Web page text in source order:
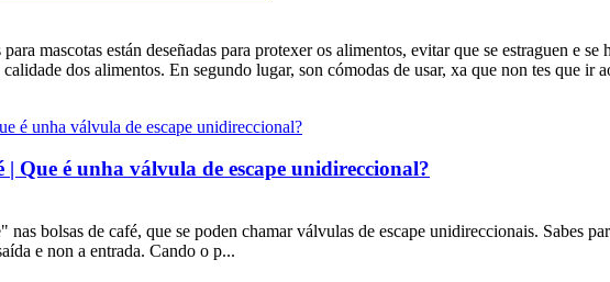
mascotas están deseñadas para protexer os alimentos, evitar que se estraguen e
calidade dos alimentos. En segundo lugar, son cómodas de usar, xa que non tes que ir
| Que é unha válvula de escape unidireccional?
bolsas de café, que se poden chamar válvulas de escape unidireccionais.
e non a entrada. Cando o p...